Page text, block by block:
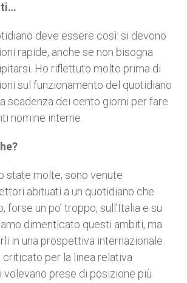
deve essere così: si devono
rapide, anche se non bisogna
Ho riflettuto molto prima di
sul funzionamento del quotidiano
scadenza dei cento giorni per fare
nomine interne.
state molte; sono venute
abituati a un quotidiano che
forse un po’ troppo, sull’Italia e su
dimenticato questi ambiti, ma
in una prospettiva internazionale.
criticato per la linea relativa
volevano prese di posizione più